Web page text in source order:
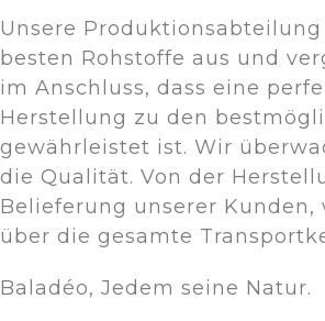
Unsere
besten Rohstoffe aus und
im Anschluss, dass eine
Herstellung zu den
gewährleistet ist. Wir
die Qualität. Von der
Belieferung unserer Kunden,
über die gesamte
Baladéo, Jedem seine Natur.